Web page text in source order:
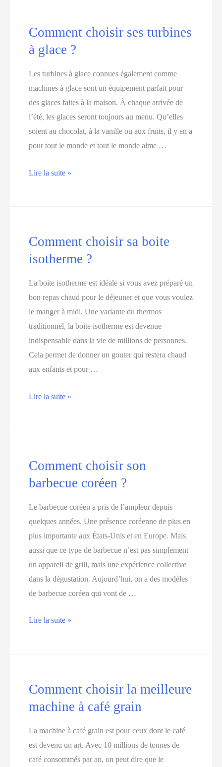
Comment choisir ses turbines
à glace ?
Les turbines à glace connues également comme
machines à glace sont un équipement parfait pour
des glaces faites à la maison. À chaque arrivée de
l’été, les glaces seront toujours au menu. Qu’elles
soient au chocolat, à la vanille ou aux fruits, il y en a
pour tout le monde et tout le monde aime …
Comment
glace
?
Lire la suite »
Comment choisir sa boite
isotherme ?
La boite isotherme est idéale si vous avez préparé un
bon repas chaud pour le déjeuner et que vous voulez
le manger à midi. Une variante du thermos
traditionnel, la boite isotherme est devenue
indispensable dans la vie de millions de personnes.
Cela permet de donner un gouter qui restera chaud
aux enfants et pour …
Comment
?
Lire la suite »
Comment choisir son
barbecue coréen ?
Le barbecue coréen a pris de l’ampleur depuis
quelques années. Une présence coréenne de plus en
plus importante aux États-Unis et en Europe. Mais
aussi que ce type de barbecue n’est pas simplement
un appareil de grill, mais une expérience collective
dans la dégustation. Aujourd’hui, on a des modèles
de barbecue coréen qui vont de …
Comment
?
Lire la suite »
Comment choisir la meilleure
machine à café grain
La machine à café grain est pour ceux dont le café
est devenu un art. Avec 10 millions de tonnes de
café consommés par an, on peut dire que le